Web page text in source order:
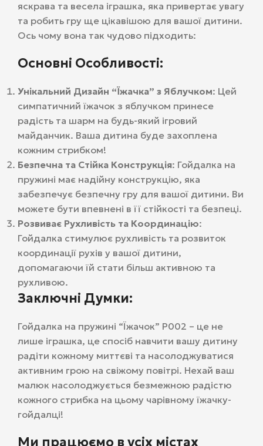
яскрава та весела іграшка, яка привертає увагу
та робить гру ще цікавішою для вашої дитини.
Ось чому вона так чудово підходить:
Основні Особливості:
Унікальний Дизайн “Їжачка” з Яблучком: Цей
симпатичний їжачок з яблучком принесе
радість та шарм на будь-який ігровий
майданчик. Ваша дитина буде захоплена
кожним стрибком!
Безпечна та Стійка Конструкція: Гойдалка на
пружині має надійну конструкцію, яка
забезпечує безпечну гру для вашої дитини. Ви
можете бути впевнені в її стійкості та безпеці.
Розвиває Рухливість та Координацію:
Гойдалка стимулює рухливість та розвиток
координації рухів у вашої дитини,
допомагаючи їй стати більш активною та
рухливою.
Заключні Думки:
Гойдалка на пружині “Їжачок” Р002 – це не
лише іграшка, це спосіб навчити вашу дитину
радіти кожному миттєві та насолоджуватися
активним грою на свіжому повітрі. Нехай ваш
малюк насолоджується безмежною радістю
кожного стрибка на цьому чарівному їжачку-
гойдалці!
Ми працюємо в усіх містах